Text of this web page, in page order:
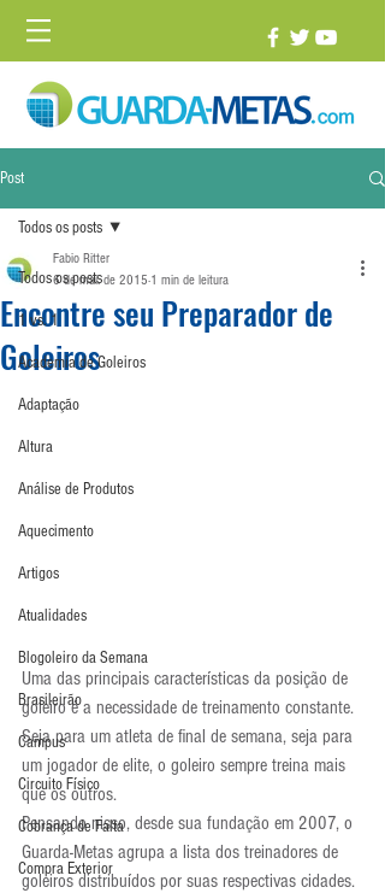
Post
Todos os posts
1 vs. 1
Academia de Goleiros
Adaptação
Altura
Análise de Produtos
Aquecimento
Artigos
Atualidades
Blogoleiro da Semana
Brasileirão
Campus
Circuito Físico
Cobrança de Falta
Compra Exterior
Todos os posts
Encontre seu Preparador de
Goleiros
Fabio Ritter
6 de mai. de 2015 1 min de leitura
Uma das principais características da posição de
goleiro é a necessidade de treinamento constante.
Seja para um atleta de final de semana, seja para
um jogador de elite, o goleiro sempre treina mais
que os outros.
Pensando nisso, desde sua fundação em 2007, o
Guarda-Metas agrupa a lista dos treinadores de
goleiros distribuídos por suas respectivas cidades.